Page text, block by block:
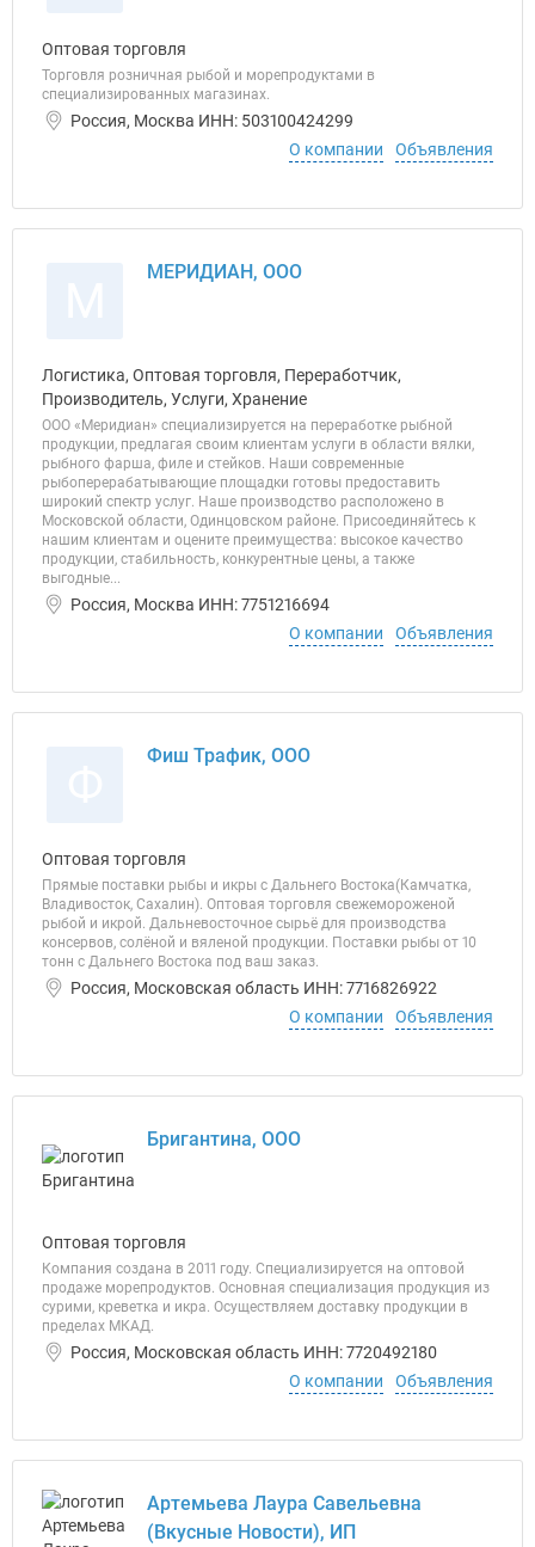
Оптовая торговля
Торговля розничная рыбой и морепродуктами в
специализированных магазинах.
Россия, Москва ИНН: 503100424299
О компании
Объявления
МЕРИДИАН, ООО
Логистика, Оптовая торговля, Переработчик,
Производитель, Услуги, Хранение
ООО «Меридиан» специализируется на переработке рыбной
продукции, предлагая своим клиентам услуги в области вялки,
рыбного фарша, филе и стейков. Наши современные
рыбоперерабатывающие площадки готовы предоставить
широкий спектр услуг. Наше производство расположено в
Московской области, Одинцовском районе. Присоединяйтесь к
нашим клиентам и оцените преимущества: высокое качество
продукции, стабильность, конкурентные цены, а также
выгодные...
Россия, Москва ИНН: 7751216694
О компании
Объявления
Фиш Трафик, ООО
Оптовая торговля
Прямые поставки рыбы и икры с Дальнего Востока(Камчатка,
Владивосток, Сахалин). Оптовая торговля свежемороженой
рыбой и икрой. Дальневосточное сырьё для производства
консервов, солёной и вяленой продукции. Поставки рыбы от 10
тонн с Дальнего Востока под ваш заказ.
Россия, Московская область ИНН: 7716826922
О компании
Объявления
Бригантина, ООО
Оптовая торговля
Компания создана в 2011 году. Специализируется на оптовой
продаже морепродуктов. Основная специализация продукция из
сурими, креветка и икра. Осуществляем доставку продукции в
пределах МКАД.
Россия, Московская область ИНН: 7720492180
О компании
Объявления
Артемьева Лаура Савельевна
(Вкусные Новости), ИП